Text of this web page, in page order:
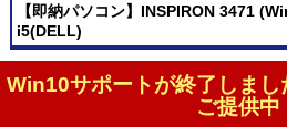
【即納パソコン】INSPIRON 3471
i5(DELL)
Win10サポートが終了しま
ご提供中